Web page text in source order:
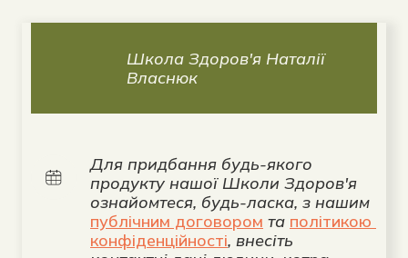
Школа Здоров'я Наталії
Власнюк
Для придбання будь-якого
продукту нашої Школи Здоров'я
публічним договором та політикою
конфіденційності, внесіть